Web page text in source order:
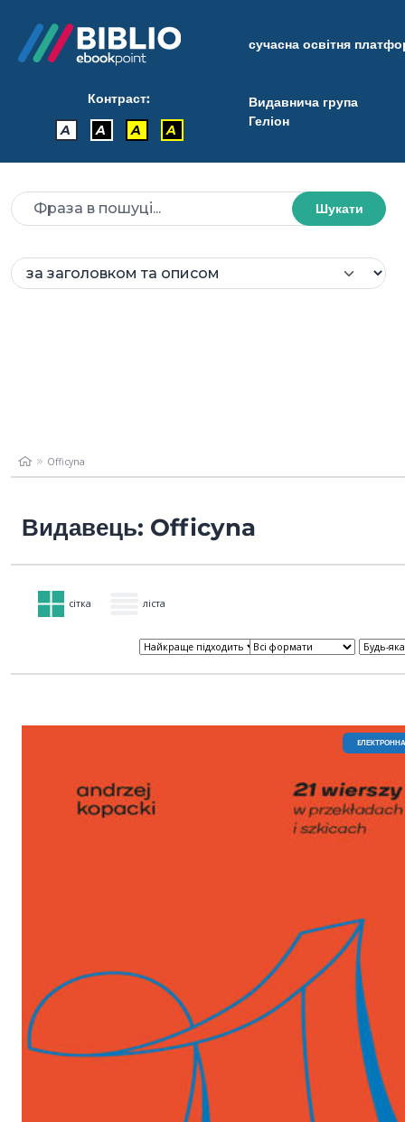
сучасна освітня
Контраст:
A
A A A
Видавнича група
Геліон
Шукати
Officyna
Видавець: Officyna
сітка ліста